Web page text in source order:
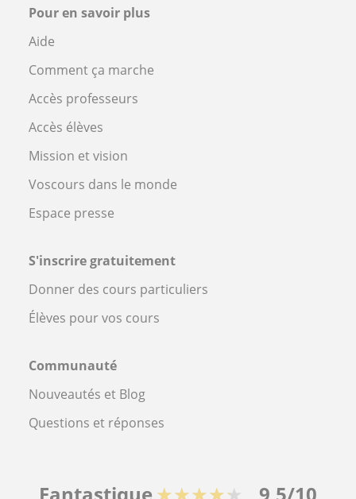
Pour en savoir plus
Aide
Comment ça marche
Accès professeurs
Accès élèves
Mission et vision
Voscours dans le monde
Espace presse
S'inscrire gratuitement
Donner des cours particuliers
Élèves pour vos cours
Communauté
Nouveautés et Blog
Questions et réponses
Fantastique ★★★★★ 9,5/10